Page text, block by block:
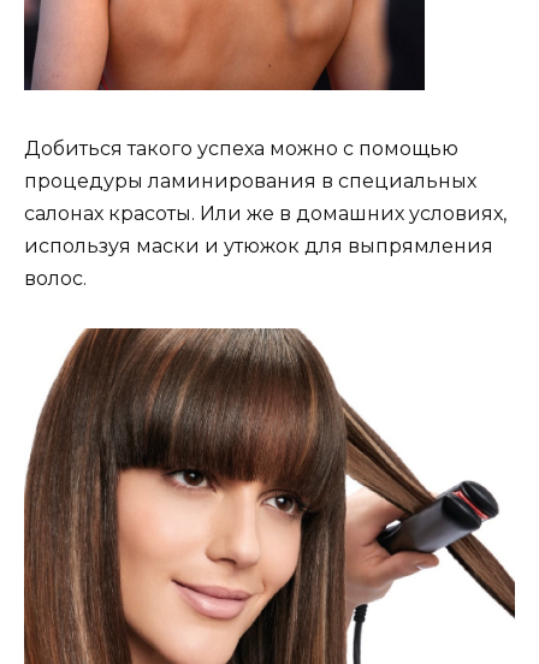
Добиться такого успеха можно с помощью
процедуры ламинирования в специальных
салонах красоты. Или же в домашних условиях,
используя маски и утюжок для выпрямления
волос.